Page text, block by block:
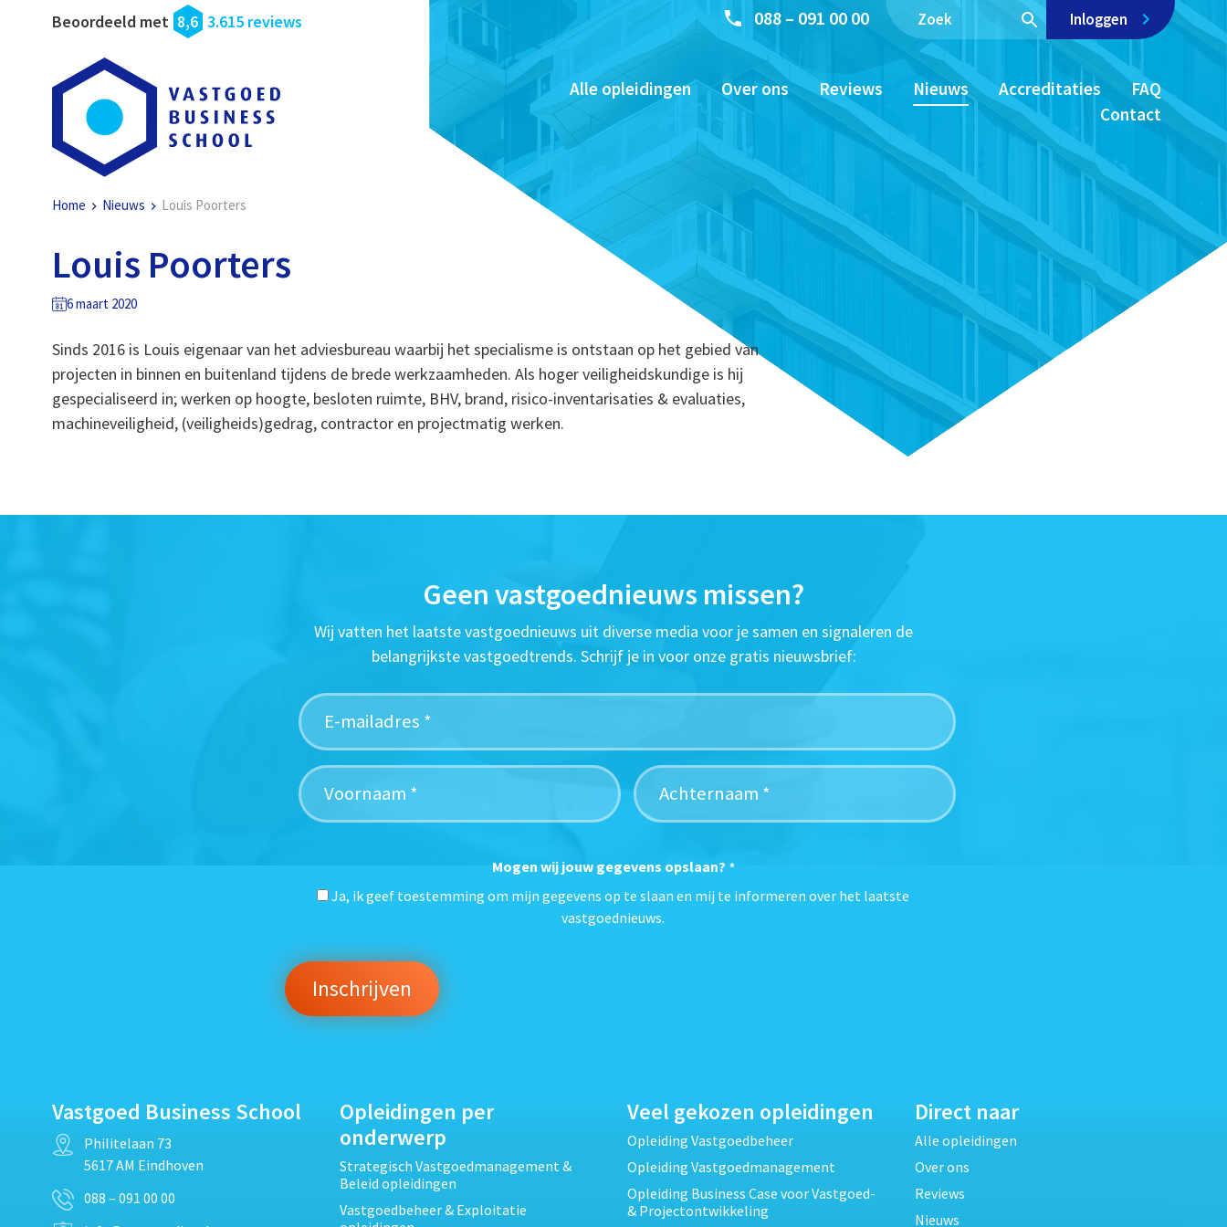
Beoordeeld met 8,6 3.615 reviews 088 – 091 00 00 Inloggen
Alle opleidingen Over ons Reviews Nieuws Accreditaties
FAQ
Contact
Home Nieuws Louis Poorters
Louis Poorters
6 maart 2020
Sinds 2016 is Louis eigenaar van het adviesbureau waarbij het specialisme is ontstaan op het gebied van
projecten in binnen en buitenland tijdens de brede werkzaamheden. Als hoger veiligheidskundige is hij
gespecialiseerd in; werken op hoogte, besloten ruimte, BHV, brand, risico-inventarisaties & evaluaties,
machineveiligheid, (veiligheids)gedrag, contractor en projectmatig werken.
Geen vastgoednieuws missen?
Wij vatten het laatste vastgoednieuws uit diverse media voor je samen en signaleren de
belangrijkste vastgoedtrends. Schrijf je in voor onze gratis nieuwsbrief:
Mogen wij jouw gegevens opslaan? *
Ja, ik geef toestemming om mijn gegevens op te slaan en mij te informeren over het laatste
vastgoednieuws.
Vastgoed Business School
Philitelaan 73
5617 AM Eindhoven
088 – 091 00 00
Opleidingen per
onderwerp
Strategisch Vastgoedmanagement &
Beleid opleidingen
Vastgoedbeheer & Exploitatie
Veel gekozen opleidingen
Opleiding Vastgoedbeheer
Opleiding Vastgoedmanagement
Opleiding Business Case voor Vastgoed-
& Projectontwikkeling
Direct naar
Alle opleidingen
Over ons
Reviews
Nieuws